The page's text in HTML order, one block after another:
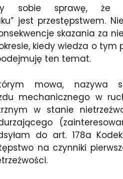
sobie sprawę, że
jest przestępstwem.
skazania za
kiedy wiedza o tym
ten temat.
mowa, nazywa
mechanicznego w
w stanie
do art. 178a
na czynniki